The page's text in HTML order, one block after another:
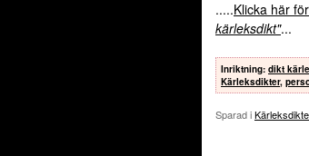
.....Klicka här
kärleksdikt"...
Inriktning: dikt
Kärleksdikter,
Sparad i